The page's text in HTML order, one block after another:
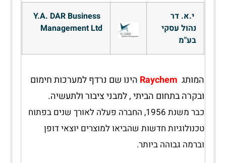
י.א. דר
נהול עסקי
בע"מ
Y.A. DAR Business
Management Ltd
המותג Raychem הינו שם נרדף למערכות חימום
ובקרה בתחום הביתי , למבני ציבור ולתעשיה.
כבר משנת 1956, החברה פעלה לאורך שנים בפתוח
טכנולוגיות חדשות שהביאו למוצרים יוצאי דופן
וברמה גבוהה ביותר.